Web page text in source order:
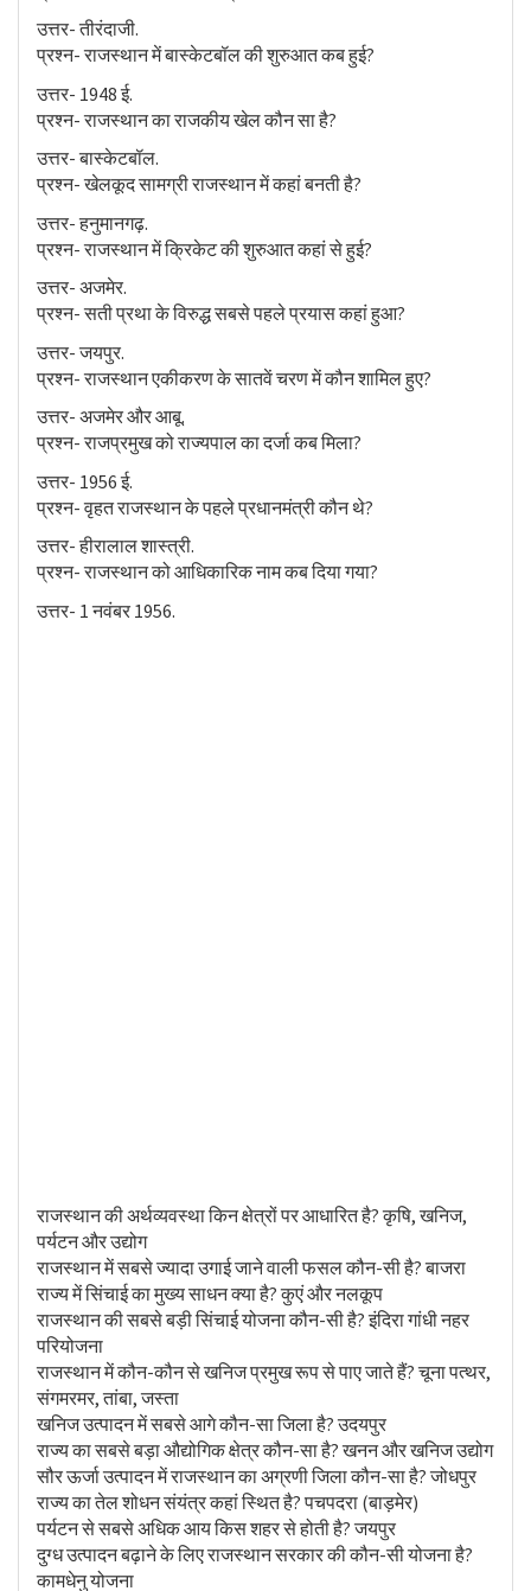
उत्तर- तीरंदाजी.
प्रश्न- राजस्थान में बास्केटबॉल की शुरुआत कब हुई?
उत्तर- 1948 ई.
प्रश्न- राजस्थान का राजकीय खेल कौन सा है?
उत्तर- बास्केटबॉल.
प्रश्न- खेलकूद सामग्री राजस्थान में कहां बनती है?
उत्तर- हनुमानगढ़.
प्रश्न- राजस्थान में क्रिकेट की शुरुआत कहां से हुई?
उत्तर- अजमेर.
प्रश्न- सती प्रथा के विरुद्ध सबसे पहले प्रयास कहां हुआ?
उत्तर- जयपुर.
प्रश्न- राजस्थान एकीकरण के सातवें चरण में कौन शामिल हुए?
उत्तर- अजमेर और आबू.
प्रश्न- राजप्रमुख को राज्यपाल का दर्जा कब मिला?
उत्तर- 1956 ई.
प्रश्न- वृहत राजस्थान के पहले प्रधानमंत्री कौन थे?
उत्तर- हीरालाल शास्त्री.
प्रश्न- राजस्थान को आधिकारिक नाम कब दिया गया?
उत्तर- 1 नवंबर 1956.
राजस्थान की अर्थव्यवस्था किन क्षेत्रों पर आधारित है? कृषि, खनिज,
पर्यटन और उद्योग
राजस्थान में सबसे ज्यादा उगाई जाने वाली फसल कौन-सी है? बाजरा
राज्य में सिंचाई का मुख्य साधन क्या है? कुएं और नलकूप
राजस्थान की सबसे बड़ी सिंचाई योजना कौन-सी है? इंदिरा गांधी नहर
परियोजना
राजस्थान में कौन-कौन से खनिज प्रमुख रूप से पाए जाते हैं? चूना पत्थर,
संगमरमर, तांबा, जस्ता
खनिज उत्पादन में सबसे आगे कौन-सा जिला है? उदयपुर
राज्य का सबसे बड़ा औद्योगिक क्षेत्र कौन-सा है? खनन और खनिज उद्योग
सौर ऊर्जा उत्पादन में राजस्थान का अग्रणी जिला कौन-सा है? जोधपुर
राज्य का तेल शोधन संयंत्र कहां स्थित है? पचपदरा (बाड़मेर)
पर्यटन से सबसे अधिक आय किस शहर से होती है? जयपुर
दुग्ध उत्पादन बढ़ाने के लिए राजस्थान सरकार की कौन-सी योजना है?
कामधेनु योजना